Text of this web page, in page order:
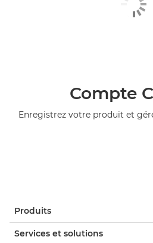
Compte
Enregistrez votre produit et
Produits
Services et solutions